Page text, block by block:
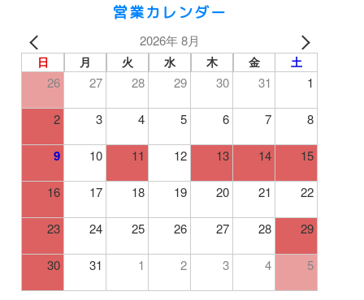
営業カレンダー
2026年 8月
日 月 火 水 木 金 土
26 27 28 29 30 31 1
2 3 4 5 6 7 8
9 10 11 12 13 14 15
16 17 18 19 20 21 22
23 24 25 26 27 28 29
30 31 1 2 3 4 5